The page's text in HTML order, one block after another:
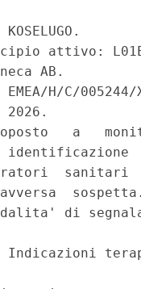
KOSELUGO.
attivo:
AB.
EMEA/H/C/
2026.
a
di
Indicazioni